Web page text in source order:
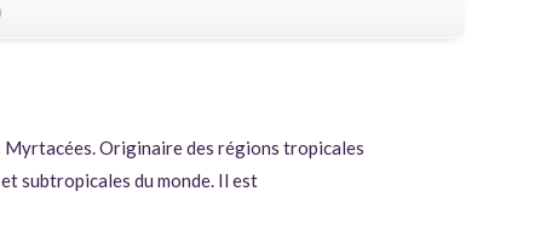
Originaire des régions tropicales
subtropicales du monde. Il est